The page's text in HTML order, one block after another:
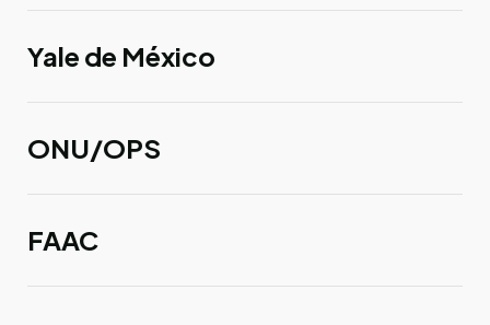
Yale de México
ONU/OPS
FAAC